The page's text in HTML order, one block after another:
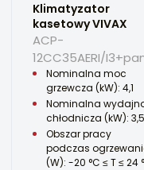
Klimatyzator
kasetowy VIVAX
ACP-
12CC35AERI/
Nominalna moc
grzewcza (kW): 4,1
Nominalna
chłodnicza (kW):
Obszar pracy
podczas
(W): -20 °C ≤ T ≤ 24